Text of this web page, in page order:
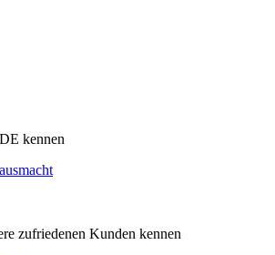
kennen
zufriedenen Kunden kennen